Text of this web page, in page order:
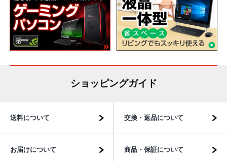
ショッピングガイド
送料について 交換・返品について
お届けについて 商品・保証について